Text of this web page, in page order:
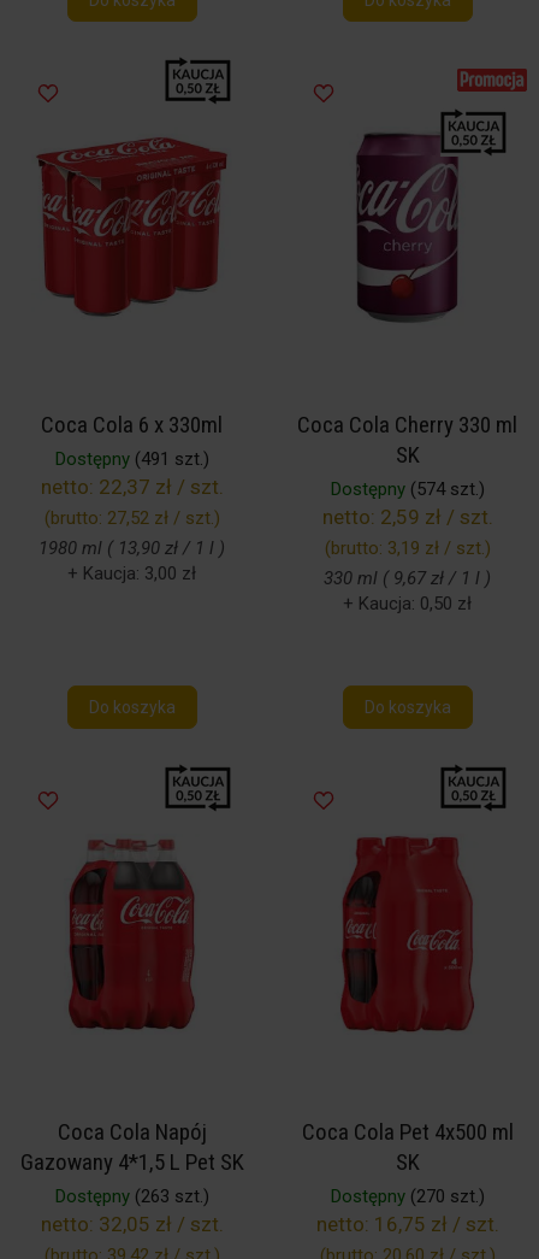
Coca Cola 6 x 330ml
Dostępny(491 szt.)
netto: 22,37 zł / szt.
(brutto: 27,52 zł / szt.)
1980 ml ( 13,90 zł / 1 l )
+ Kaucja: 3,00 zł
Do koszyka
Coca Cola Cherry 330 ml
SK
Dostępny(574 szt.)
netto: 2,59 zł / szt.
(brutto: 3,19 zł / szt.)
330 ml ( 9,67 zł / 1 l )
+ Kaucja: 0,50 zł
Do koszyka
Coca Cola Napój
Gazowany 4*1,5 L Pet SK
Dostępny(263 szt.)
netto: 32,05 zł / szt.
Coca Cola Pet 4x500 ml
SK
Dostępny(270 szt.)
netto: 16,75 zł / szt.